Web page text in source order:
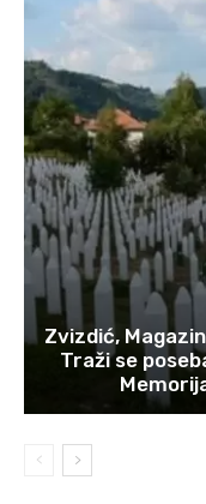
Zvizdić,
Traži se